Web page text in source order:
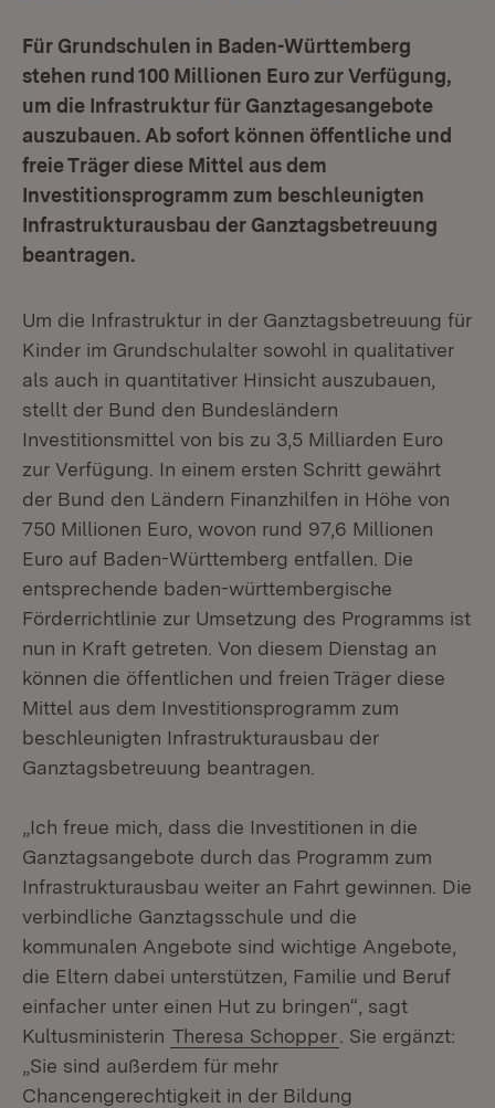
Für Grundschulen in Baden-Württemberg
stehen rund 100 Millionen Euro zur Verfügung,
um die Infrastruktur für Ganztagesangebote
auszubauen. Ab sofort können öffentliche und
freie Träger diese Mittel aus dem
Investitionsprogramm zum beschleunigten
Infrastrukturausbau der Ganztagsbetreuung
beantragen.
Um die Infrastruktur in der Ganztagsbetreuung für
Kinder im Grundschulalter sowohl in qualitativer
als auch in quantitativer Hinsicht auszubauen,
stellt der Bund den Bundesländern
Investitionsmittel von bis zu 3,5 Milliarden Euro
zur Verfügung. In einem ersten Schritt gewährt
der Bund den Ländern Finanzhilfen in Höhe von
750 Millionen Euro, wovon rund 97,6 Millionen
Euro auf Baden-Württemberg entfallen. Die
entsprechende baden-württembergische
Förderrichtlinie zur Umsetzung des Programms ist
nun in Kraft getreten. Von diesem Dienstag an
können die öffentlichen und freien Träger diese
Mittel aus dem Investitionsprogramm zum
beschleunigten Infrastrukturausbau der
Ganztagsbetreuung beantragen.
„Ich freue mich, dass die Investitionen in die
Ganztagsangebote durch das Programm zum
Infrastrukturausbau weiter an Fahrt gewinnen. Die
verbindliche Ganztagsschule und die
kommunalen Angebote sind wichtige Angebote,
die Eltern dabei unterstützen, Familie und Beruf
einfacher unter einen Hut zu bringen“, sagt
Kultusministerin Theresa Schopper . Sie ergänzt:
„Sie sind außerdem für mehr
Chancengerechtigkeit in der Bildung